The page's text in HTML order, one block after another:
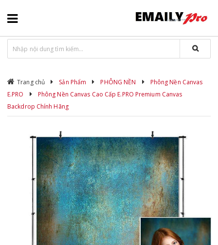
Trang chủ Sản Phẩm PHÔNG NỀN
Phông Nền Canvas
E.PRO
Phông Nền Canvas Cao Cấp E.PRO Premium Canvas
Backdrop Chính Hãng